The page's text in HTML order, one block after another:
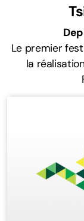
Le premier
la